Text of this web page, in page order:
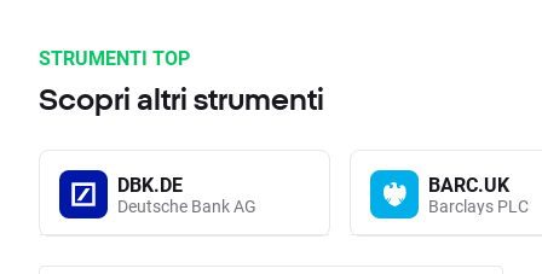
STRUMENTI TOP
Scopri altri strumenti
DBK.DE
Deutsche Bank AG
BARC.UK
Barclays PLC